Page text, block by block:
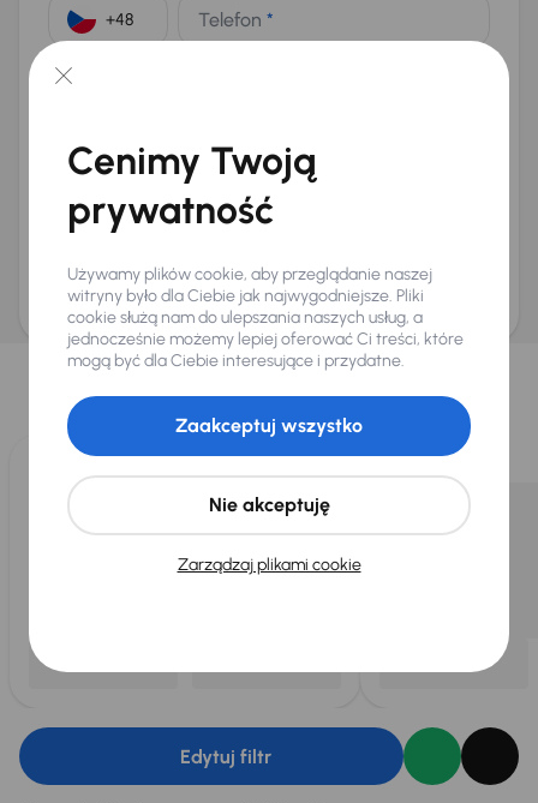
Telefon *
E-mail
Na numer telefonu (opcjonalnie)
Wyślij zapytanie
ani zagwarantowaną dostępnością pojazdu. AURES Holdings a.s., z siedzibą
Dopraváků 874/15, Čimice, 184 00 Praga 8, będzie przechowywać i przetwarzać
Twoje dane osobowe zgodnie z zasadami ochrony i przetwarzaniadanych
osobowych
Wybraliśmy dla Ciebie
Wybieramy dla Ciebienajlepsze pojazdyz naszej oferty. Kupimy
dla Ciebiedo 400 pojazdówkażdego dnia.
Edytuj filtr
Cenimy Twoją
prywatność
Używamy plików cookie, aby przeglądanie naszej
witryny było dla Ciebie jak najwygodniejsze. Pliki
cookie służą nam do ulepszania naszych usług, a
jednocześnie możemy lepiej oferować Ci treści, które
mogą być dla Ciebie interesujące i przydatne.
Zarządzaj plikami cookie
Nie akceptuję
Zaakceptuj wszystko